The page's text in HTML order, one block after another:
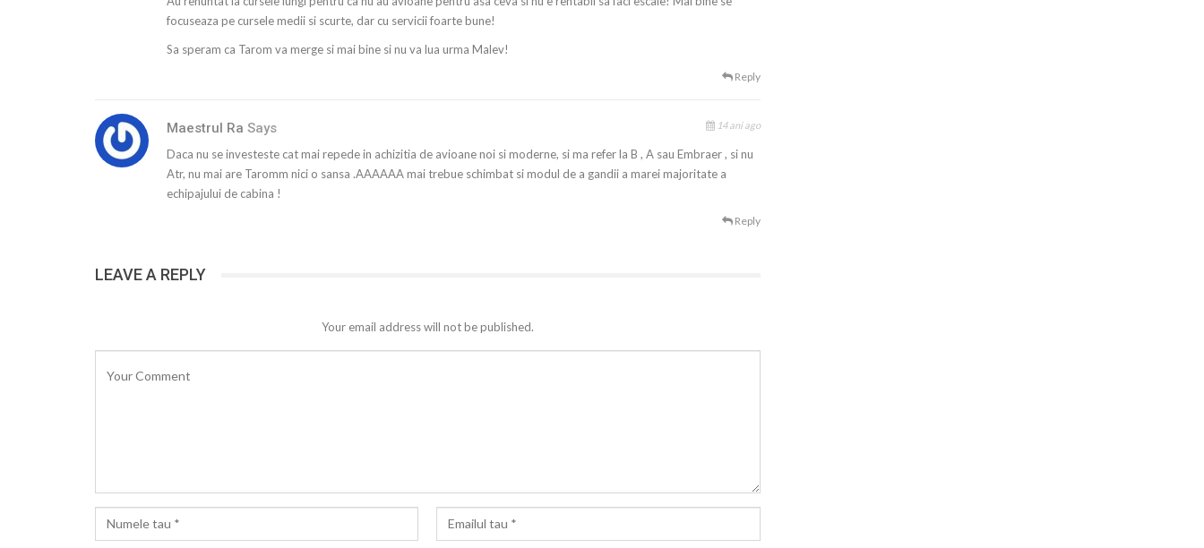
focuseaza pe cursele medii si scurte, dar cu servicii foarte bune!
Sa speram ca Tarom va merge si mai bine si nu va lua urma Malev!
Reply
Maestrul Ra Says 14 ani ago
Daca nu se investeste cat mai repede in achizitia de avioane noi si moderne, si ma refer la B , A sau Embraer , si nu
Atr, nu mai are Taromm nici o sansa .AAAAAA mai trebue schimbat si modul de a gandii a marei majoritate a
echipajului de cabina !
Reply
LEAVE A REPLY
Your email address will not be published.